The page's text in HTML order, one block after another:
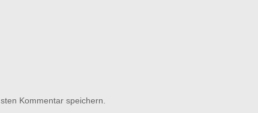
Kommentar speichern.